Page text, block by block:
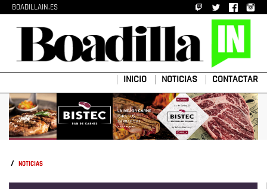
BOADILLAIN.ES
INICIO NOTICIAS CONTACTAR
/ NOTICIAS